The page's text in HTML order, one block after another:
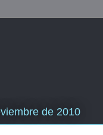
de 2010